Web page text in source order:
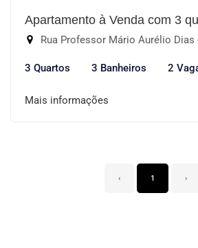
Apartamento à Venda com 3
Rua Professor Mário Aurélio Dias -
3 Quartos 3 Banheiros 2
Mais informações
‹ 1 ›